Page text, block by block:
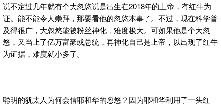
说不定过几年就有个大忽悠说是出生在2018年的上帝，有红牛为
证。能不能令人崇拜，那要看他的忽悠本事了。不过，现在科学普
及得很广，大忽悠能被粉丝神化，难度极大。可如果他是个大忽
悠，又当上了亿万富豪或总统，再神化自己是上帝，以出现了红牛
为证据，难度就小多了。
聪明的犹太人为何会信耶和华的忽悠？因为耶和华利用了一头红